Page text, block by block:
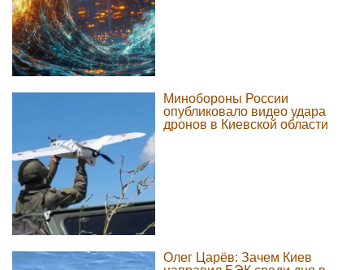
Минобороны России
опубликовало видео удара
дронов в Киевской области
Олег Царёв: Зачем Киев